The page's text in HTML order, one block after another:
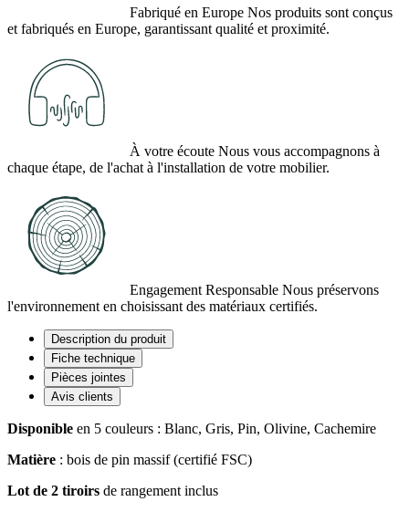
Fabriqué en Europe Nos produits sont conçus
et fabriqués en Europe, garantissant qualité et proximité.
À votre écoute Nous vous accompagnons à
chaque étape, de l'achat à l'installation de votre mobilier.
Engagement Responsable Nous préservons
l'environnement en choisissant des matériaux certifiés.
Description du produit
Fiche technique
Pièces jointes
Avis clients
Disponible en 5 couleurs : Blanc, Gris, Pin, Olivine, Cachemire
Matière : bois de pin massif (certifié FSC)
Lot de 2 tiroirs de rangement inclus